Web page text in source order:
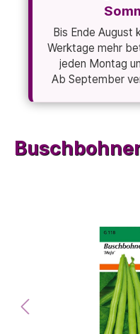
Bis Ende August
Werktage mehr
jeden Montag
Ab September